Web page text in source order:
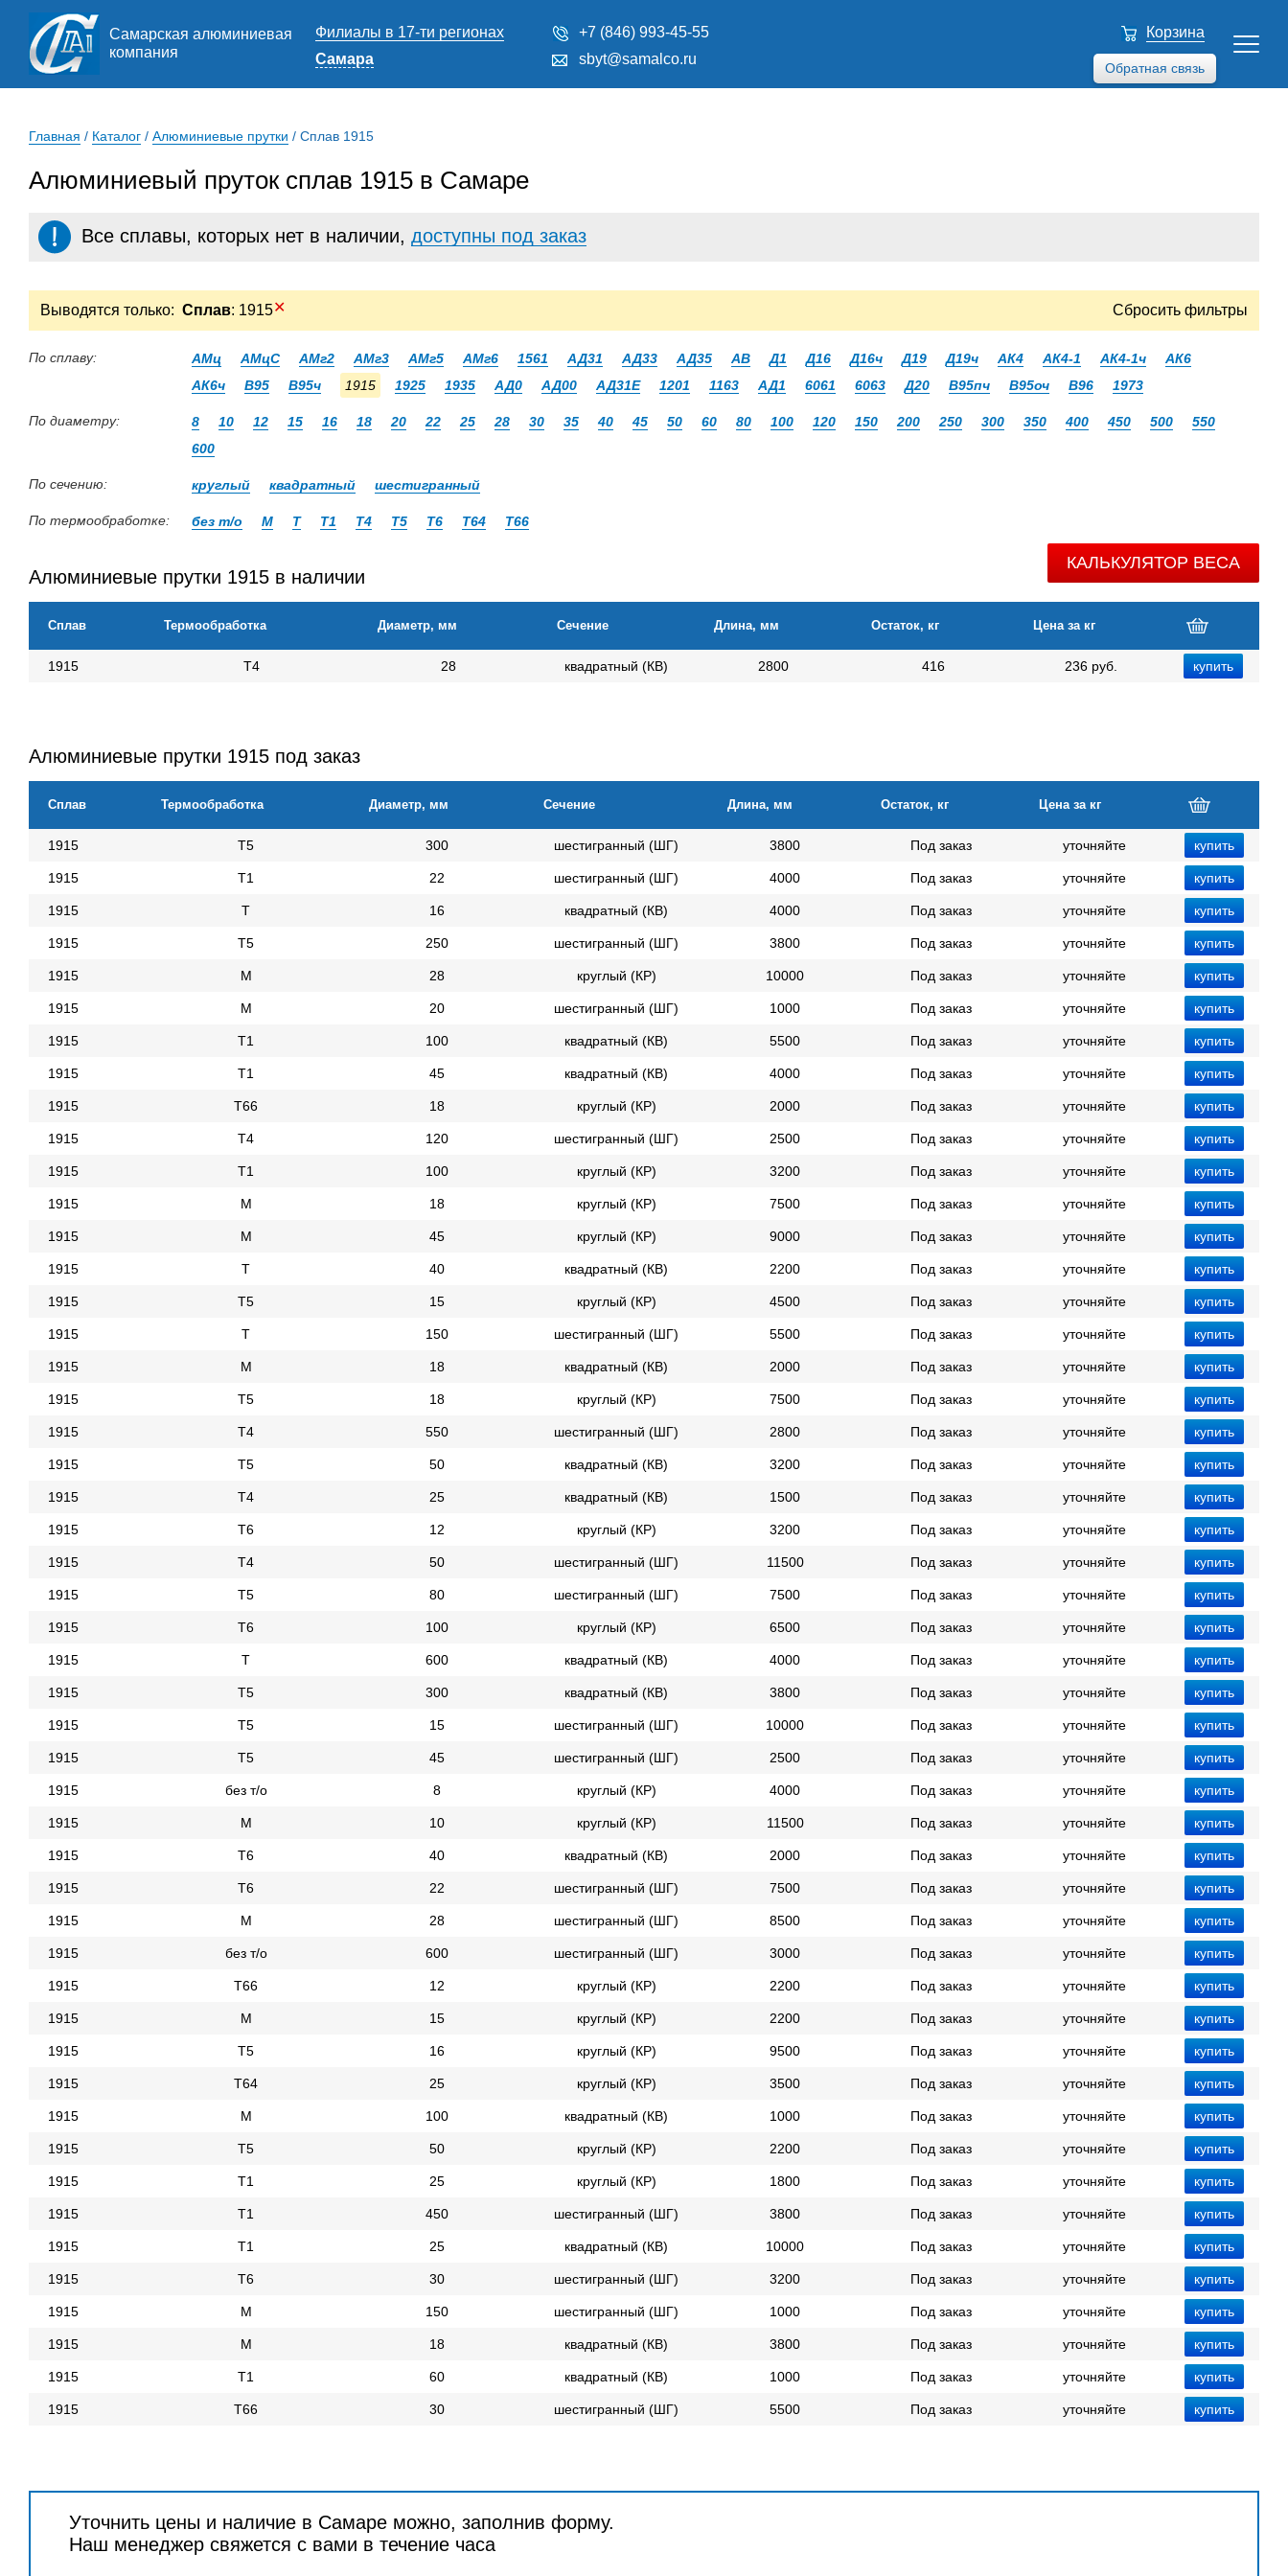
Самарская алюминиевая
компания
Филиалы в 17-ти регионах
Самара
+7 (846) 993-45-55
sbyt@samalco.ru
Обратная связь
Корзина
Главная / Каталог / Алюминиевые прутки / Сплав 1915
Алюминиевый пруток сплав 1915 в Самаре
Все сплавы, которых нет в наличии, доступны под заказ
Выводятся только: Сплав: 1915✕ Сбросить фильтры
По сплаву: АМц АМцС АМг2 АМг3 АМг5 АМг6 1561 АД31 АД33 АД35 АВ Д1 Д16 Д16ч Д19 Д19ч АК4 АК4-1 АК4-1ч
АК6
АК6ч
В95 В95ч 1915 1925 1935 АД0 АД00 АД31Е 1201 1163 АД1 6061 6063 Д20 В95пч В95оч В96 1973
По диаметру: 8 10 12 15 16 18 20 22 25 28 30 35 40 45 50 60 80 100 120 150 200 250 300 350 400 450 500
550
600
По сечению: круглый квадратный шестигранный
По термообработке: без т/о М Т Т1 Т4 Т5 Т6 Т64 Т66
Алюминиевые прутки 1915 в наличии
КАЛЬКУЛЯТОР ВЕСА
Сплав Термообработка Диаметр, мм Сечение Длина, мм Остаток, кг Цена за кг
1915 Т4 28 квадратный (КВ) 2800 416 236 руб.
Алюминиевые прутки 1915 под заказ
Сплав Термообработка Диаметр, мм Сечение Длина, мм Остаток, кг Цена за кг
1915 Т5 300 шестигранный (ШГ) 3800 Под заказ уточняйте
1915 Т1 22 шестигранный (ШГ) 4000 Под заказ уточняйте
1915 Т 16 квадратный (КВ) 4000 Под заказ уточняйте
1915 Т5 250 шестигранный (ШГ) 3800 Под заказ уточняйте
1915 М 28 круглый (КР) 10000 Под заказ уточняйте
1915 М 20 шестигранный (ШГ) 1000 Под заказ уточняйте
1915 Т1 100 квадратный (КВ) 5500 Под заказ уточняйте
1915 Т1 45 квадратный (КВ) 4000 Под заказ уточняйте
1915 Т66 18 круглый (КР) 2000 Под заказ уточняйте
1915 Т4 120 шестигранный (ШГ) 2500 Под заказ уточняйте
1915 Т1 100 круглый (КР) 3200 Под заказ уточняйте
1915 М 18 круглый (КР) 7500 Под заказ уточняйте
1915 М 45 круглый (КР) 9000 Под заказ уточняйте
1915 Т 40 квадратный (КВ) 2200 Под заказ уточняйте
1915 Т5 15 круглый (КР) 4500 Под заказ уточняйте
1915 Т 150 шестигранный (ШГ) 5500 Под заказ уточняйте
1915 М 18 квадратный (КВ) 2000 Под заказ уточняйте
1915 Т5 18 круглый (КР) 7500 Под заказ уточняйте
1915 Т4 550 шестигранный (ШГ) 2800 Под заказ уточняйте
1915 Т5 50 квадратный (КВ) 3200 Под заказ уточняйте
1915 Т4 25 квадратный (КВ) 1500 Под заказ уточняйте
1915 Т6 12 круглый (КР) 3200 Под заказ уточняйте
1915 Т4 50 шестигранный (ШГ) 11500 Под заказ уточняйте
1915 Т5 80 шестигранный (ШГ) 7500 Под заказ уточняйте
1915 Т6 100 круглый (КР) 6500 Под заказ уточняйте
1915 Т 600 квадратный (КВ) 4000 Под заказ уточняйте
1915 Т5 300 квадратный (КВ) 3800 Под заказ уточняйте
1915 Т5 15 шестигранный (ШГ) 10000 Под заказ уточняйте
1915 Т5 45 шестигранный (ШГ) 2500 Под заказ уточняйте
1915 без т/о 8 круглый (КР) 4000 Под заказ уточняйте
1915 М 10 круглый (КР) 11500 Под заказ уточняйте
1915 Т6 40 квадратный (КВ) 2000 Под заказ уточняйте
1915 Т6 22 шестигранный (ШГ) 7500 Под заказ уточняйте
1915 М 28 шестигранный (ШГ) 8500 Под заказ уточняйте
1915 без т/о 600 шестигранный (ШГ) 3000 Под заказ уточняйте
1915 Т66 12 круглый (КР) 2200 Под заказ уточняйте
1915 М 15 круглый (КР) 2200 Под заказ уточняйте
1915 Т5 16 круглый (КР) 9500 Под заказ уточняйте
1915 Т64 25 круглый (КР) 3500 Под заказ уточняйте
1915 М 100 квадратный (КВ) 1000 Под заказ уточняйте
1915 Т5 50 круглый (КР) 2200 Под заказ уточняйте
1915 Т1 25 круглый (КР) 1800 Под заказ уточняйте
1915 Т1 450 шестигранный (ШГ) 3800 Под заказ уточняйте
1915 Т1 25 квадратный (КВ) 10000 Под заказ уточняйте
1915 Т6 30 шестигранный (ШГ) 3200 Под заказ уточняйте
1915 М 150 шестигранный (ШГ) 1000 Под заказ уточняйте
1915 М 18 квадратный (КВ) 3800 Под заказ уточняйте
1915 Т1 60 квадратный (КВ) 1000 Под заказ уточняйте
1915 Т66 30 шестигранный (ШГ) 5500 Под заказ уточняйте
Уточнить цены и наличие в Самаре можно, заполнив форму.
Наш менеджер свяжется с вами в течение часа